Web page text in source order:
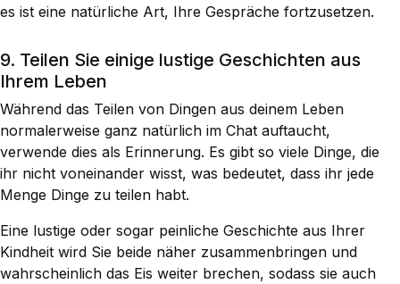
es ist eine natürliche Art, Ihre Gespräche fortzusetzen.
9. Teilen Sie einige lustige Geschichten aus
Ihrem Leben
Während das Teilen von Dingen aus deinem Leben
normalerweise ganz natürlich im Chat auftaucht,
verwende dies als Erinnerung. Es gibt so viele Dinge, die
ihr nicht voneinander wisst, was bedeutet, dass ihr jede
Menge Dinge zu teilen habt.
Eine lustige oder sogar peinliche Geschichte aus Ihrer
Kindheit wird Sie beide näher zusammenbringen und
wahrscheinlich das Eis weiter brechen, sodass sie auch